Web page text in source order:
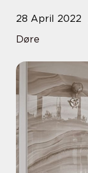
28 April 2022
Døre